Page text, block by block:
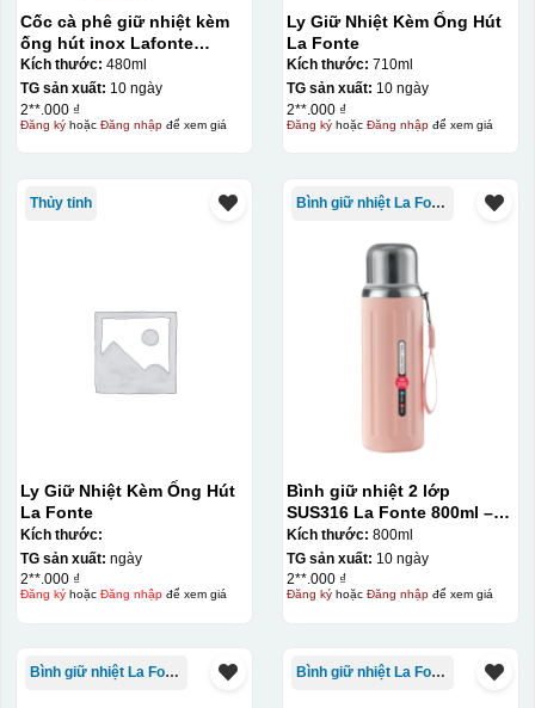
Cốc cà phê giữ nhiệt kèm
ống hút inox Lafonte
480ML – 012782
Kích thước: 480ml
TG sản xuất: 10 ngày
2**.000 ₫
Đăng kýhoặc Đăng nhậpđể xem giá
Ly Giữ Nhiệt Kèm Ống Hút
La Fonte
Kích thước: 710ml
TG sản xuất: 10 ngày
2**.000 ₫
Đăng kýhoặc Đăng nhậpđể xem giá
Thủy tinh
Ly Giữ Nhiệt Kèm Ống Hút
La Fonte
Kích thước:
TG sản xuất: ngày
2**.000 ₫
Đăng kýhoặc Đăng nhậpđể xem giá
Bình giữ nhiệt La Fonte
Bình giữ nhiệt 2 lớp
SUS316 La Fonte 800ml –
012720
Kích thước: 800ml
TG sản xuất: 10 ngày
2**.000 ₫
Đăng kýhoặc Đăng nhậpđể xem giá
Bình giữ nhiệt La Fonte Bình giữ nhiệt La Fonte